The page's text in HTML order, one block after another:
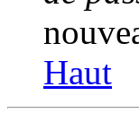
Haut